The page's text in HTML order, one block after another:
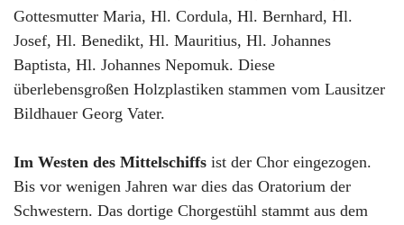
Gottesmutter Maria, Hl. Cordula, Hl. Bernhard, Hl.
Josef, Hl. Benedikt, Hl. Mauritius, Hl. Johannes
Baptista, Hl. Johannes Nepomuk. Diese
überlebensgroßen Holzplastiken stammen vom Lausitzer
Bildhauer Georg Vater.
Im Westen des Mittelschiffs ist der Chor eingezogen.
Bis vor wenigen Jahren war dies das Oratorium der
Schwestern. Das dortige Chorgestühl stammt aus dem